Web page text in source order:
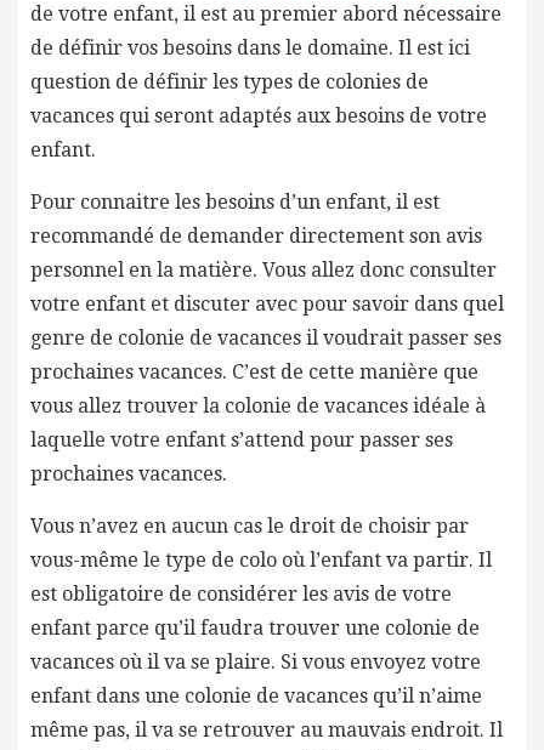
de votre enfant, il est au premier abord nécessaire
de définir vos besoins dans le domaine. Il est ici
question de définir les types de colonies de
vacances qui seront adaptés aux besoins de votre
enfant.
Pour connaitre les besoins d’un enfant, il est
recommandé de demander directement son avis
personnel en la matière. Vous allez donc consulter
votre enfant et discuter avec pour savoir dans quel
genre de colonie de vacances il voudrait passer ses
prochaines vacances. C’est de cette manière que
vous allez trouver la colonie de vacances idéale à
laquelle votre enfant s’attend pour passer ses
prochaines vacances.
Vous n’avez en aucun cas le droit de choisir par
vous-même le type de colo où l’enfant va partir. Il
est obligatoire de considérer les avis de votre
enfant parce qu’il faudra trouver une colonie de
vacances où il va se plaire. Si vous envoyez votre
enfant dans une colonie de vacances qu’il n’aime
même pas, il va se retrouver au mauvais endroit. Il